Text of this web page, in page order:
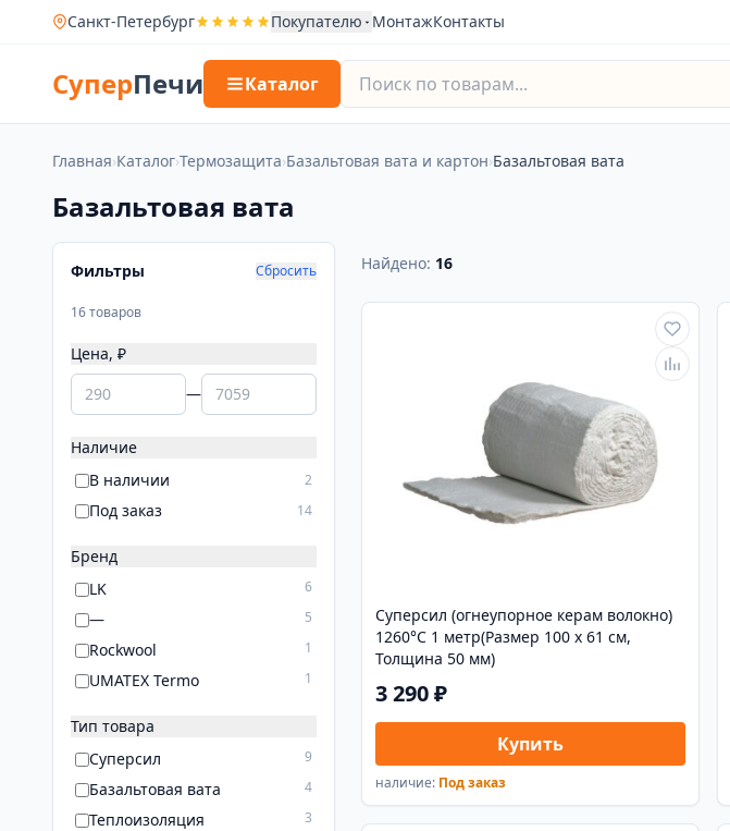
Санкт-Петербург Покупателю МонтажКонтакты
СуперПечи Каталог
Главная›Каталог›Термозащита›Базальтовая вата и картон›Базальтовая вата
Базальтовая вата
Фильтры Сбросить
16 товаров
Цена, ₽
—
Наличие
В наличии
2
Под заказ 14
Бренд
LK
6
— 5
Rockwool 1
UMATEX Termo 1
Тип товара
Суперсил
9
Базальтовая вата 4
Теплоизоляция 3
Найдено: 16
Суперсил (огнеупорное керам волокно)
1260°С 1 метр(Размер 100 х 61 см,
Толщина 50 мм)
3 290 ₽
Купить
наличие: Под заказ